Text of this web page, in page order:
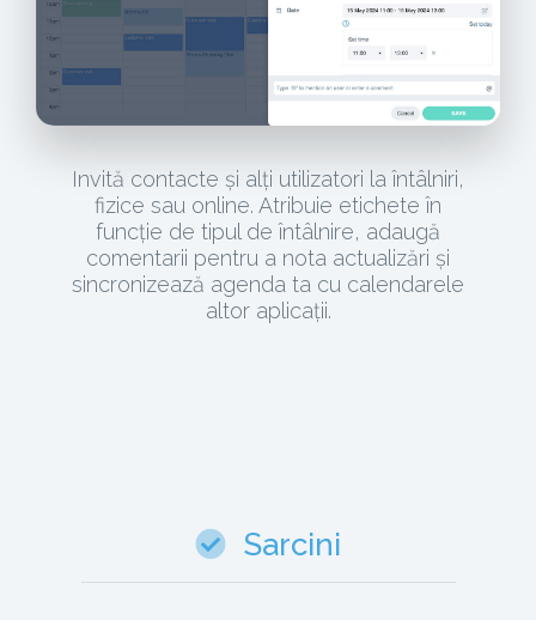
Invită contacte și alți utilizatori la întâlniri,
fizice sau online. Atribuie etichete în
funcție de tipul de întâlnire, adaugă
comentarii pentru a nota actualizări și
sincronizează agenda ta cu calendarele
altor aplicații.
Sarcini